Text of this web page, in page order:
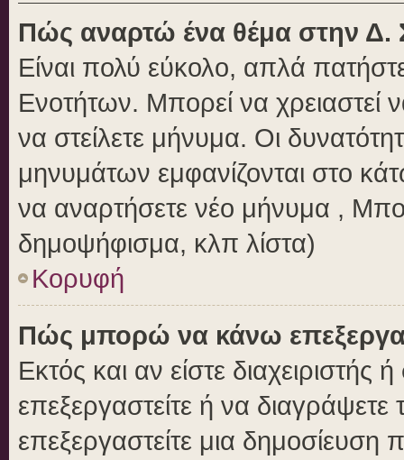
Πώς αναρτώ ένα θέμα στην Δ.
Είναι πολύ εύκολο, απλά
Ενοτήτων. Μπορεί να χρειαστεί
να στείλετε μήνυμα. Οι
μηνυμάτων εμφανίζονται στο
να αναρτήσετε νέο μήνυμα ,
δημοψήφισμα, κλπ λίστα)
Κορυφή
Πώς μπορώ να κάνω
Εκτός και αν είστε διαχειριστής
επεξεργαστείτε ή να
επεξεργαστείτε μια δημοσίευση